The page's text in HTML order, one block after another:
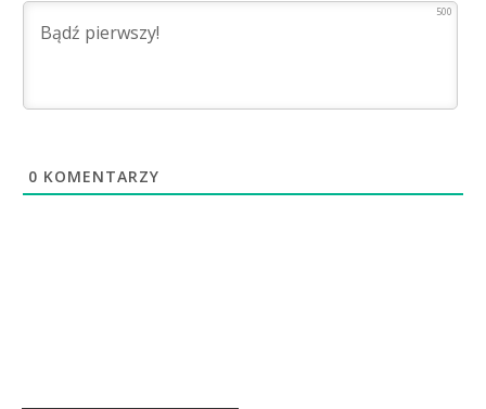
500
0 KOMENTARZY